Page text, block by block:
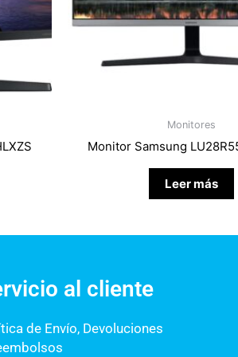
Monitores
Monitor Samsung
Leer más
al cliente
de Envío, Devoluciones